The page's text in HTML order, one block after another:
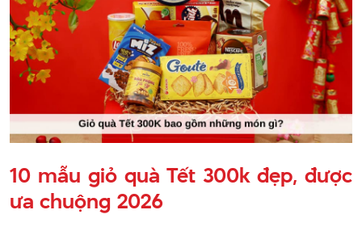
10 mẫu giỏ quà Tết 300k đẹp, được
ưa chuộng 2026